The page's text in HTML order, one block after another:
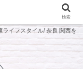
イフスタイル/ 奈良 関西を
検索